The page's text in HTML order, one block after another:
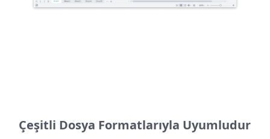
Çeşitli Dosya Formatlarıyla Uyumludur